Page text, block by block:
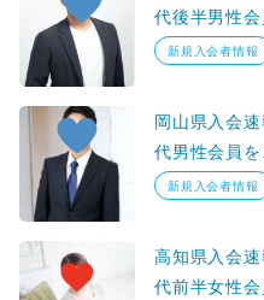
代後半男性
新規入会者情報
岡山県入会
代男性会員
新規入会者情報
高知県入会
代前半女性